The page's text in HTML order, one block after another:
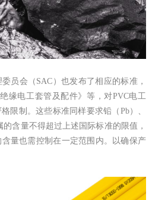
员会（ SAC）也发布了相应的标准，
缘电工套管及配件》等，对PVC电工
限制。这些标准同样要求铅（Pb）、
含量不得超过上述国际标准的限值，
量也需控制在一定范围内。以确保产